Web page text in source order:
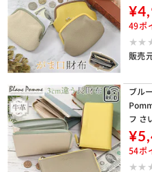
薄い
ザー
49ポ
販売
ブル
フ さ
薄い
大学
54ポ